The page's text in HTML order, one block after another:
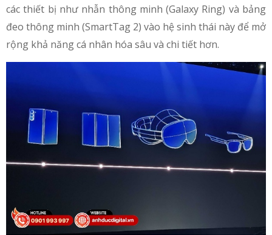
các thiết bị như nhẫn thông minh (Galaxy Ring) và bảng
đeo thông minh (SmartTag 2) vào hệ sinh thái này để mở
rộng khả năng cá nhân hóa sâu và chi tiết hơn.